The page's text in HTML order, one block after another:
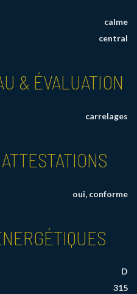
calme
central
& ÉVALUATION
carrelages
oui, conforme
D
315